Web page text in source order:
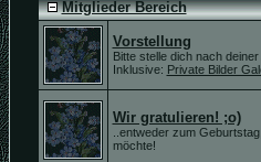
Mitglieder Bereich
Vorstellung
Bitte stelle dich nach
Inklusive: Private Bilder
Wir gratulieren! ;o)
..entweder zum
möchte!